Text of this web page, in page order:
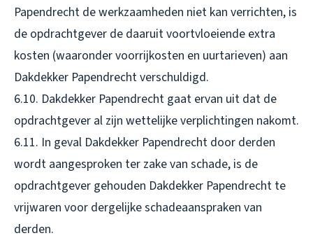
Papendrecht de werkzaamheden niet kan verrichten, is
de opdrachtgever de daaruit voortvloeiende extra
kosten (waaronder voorrijkosten en uurtarieven) aan
Dakdekker Papendrecht verschuldigd.
6.10. Dakdekker Papendrecht gaat ervan uit dat de
opdrachtgever al zijn wettelijke verplichtingen nakomt.
6.11. In geval Dakdekker Papendrecht door derden
wordt aangesproken ter zake van schade, is de
opdrachtgever gehouden Dakdekker Papendrecht te
vrijwaren voor dergelijke schadeaanspraken van
derden.